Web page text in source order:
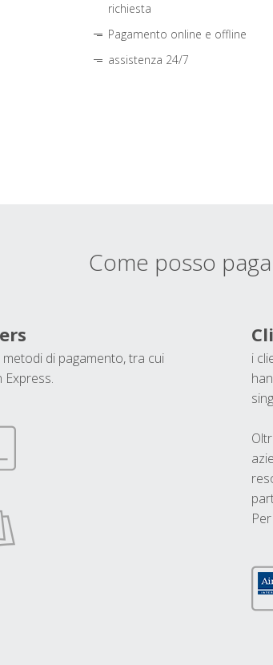
richiesta
Pagamento online e offline
assistenza 24/7
Come posso
di pagamento, tra cui
Express.
i